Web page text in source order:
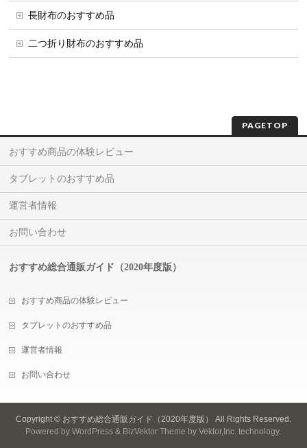
長財布のおすすめ品
二つ折り財布のおすすめ品
PAGETOP
おすすめ商品の体験レビュー
タブレットのおすすめ品
運営者情報
お問い合わせ
おすすめ総合通販ガイド（2020年度版）
おすすめ商品の体験レビュー
タブレットのおすすめ品
運営者情報
お問い合わせ
Copyright © おすすめ総合通販ガイド（2020年度版）
All Rights Reserved.
Powered byWordPress & BizVektor Theme byVektor,Inc. technology.